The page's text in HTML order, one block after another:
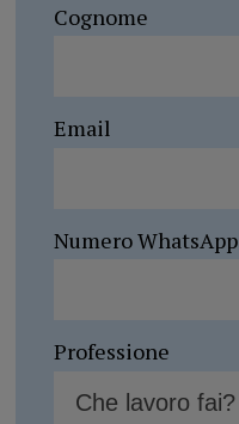
Cognome
Email
Numero WhatsApp
Professione